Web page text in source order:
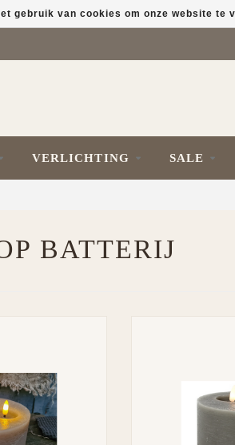
VERLICHTING SALE
BATTERIJ
gebruik van cookies om onze website te